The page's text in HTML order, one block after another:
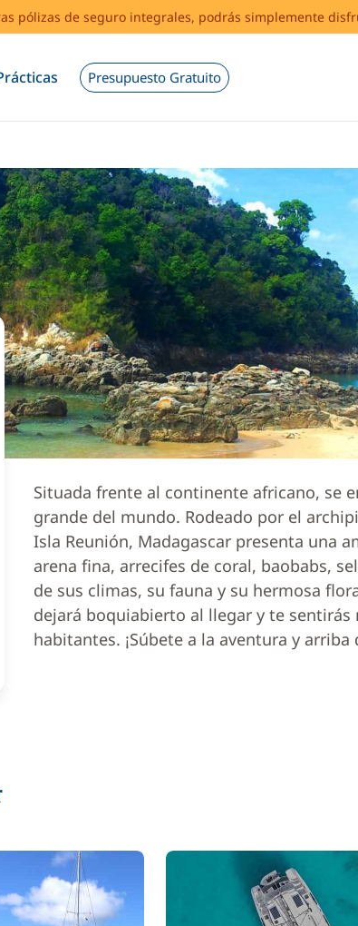
pólizas de seguro integrales, podrás simplemente
Presupuesto Gratuito
Situada frente al continente africano, se
grande del mundo. Rodeado por el
Isla Reunión, Madagascar presenta una
arena fina, arrecifes de coral, baobabs,
de sus climas, su fauna y su hermosa
dejará boquiabierto al llegar y te
habitantes. ¡Súbete a la aventura y